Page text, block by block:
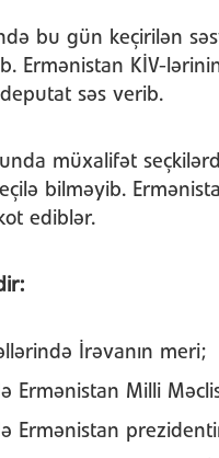
bu gün keçirilən
Ermənistan KİV-
səs verib.
müxalifət
bilməyib.
ediblər.
İrəvanın meri;
Ermənistan Milli
Ermənistan